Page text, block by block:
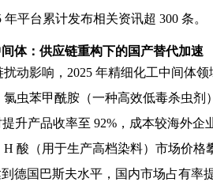
平台累计发布相关资讯超 300 条。
间体：供应链重构下的国产替代加速
动影响，2025 年精细化工中间体
氯虫苯甲酰胺（一种高效低毒杀虫剂
升产品收率至 92%，成本较海外企
H 酸（用于生产高档染料）市场价格
德国巴斯夫水平，国内市场占有率提